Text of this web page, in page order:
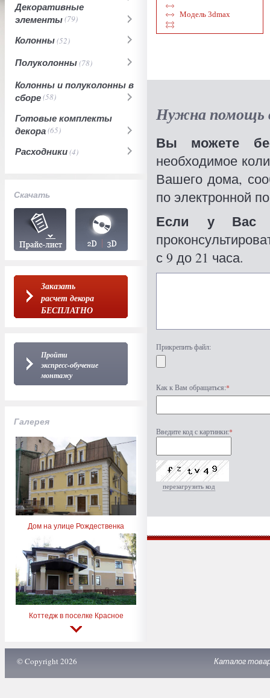
Декоративные
элементы(79)
Колонны(52)
Полуколонны(78)
Колонны и полуколонны в
сборе(58)
Готовые комплекты
декора(65)
Расходники(4)
Скачать
Заказать
расчет декора
БЕСПЛАТНО
Пройти
экспресс-обучение
монтажу
Галерея
Дом на улице Рождественка
Коттедж в поселке Красное
Модель 3dmax
Нужна помощь
Вы можете
необходимое
Вашего дома,
по электронной
Если у Вас
с 9 до 21 часа.
Прикрепить файл:
Как к Вам обращаться:*
Введите код с картинки:*
перезагрузить код
© Copyright 2026 Каталог